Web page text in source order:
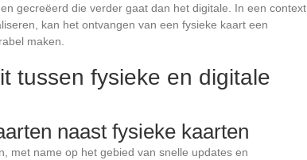
gecreëerd die verder gaat dan het digitale. In een context
kan het ontvangen van een fysieke kaart een
maken.
tussen fysieke en digitale
naast fysieke kaarten
met name op het gebied van snelle updates en